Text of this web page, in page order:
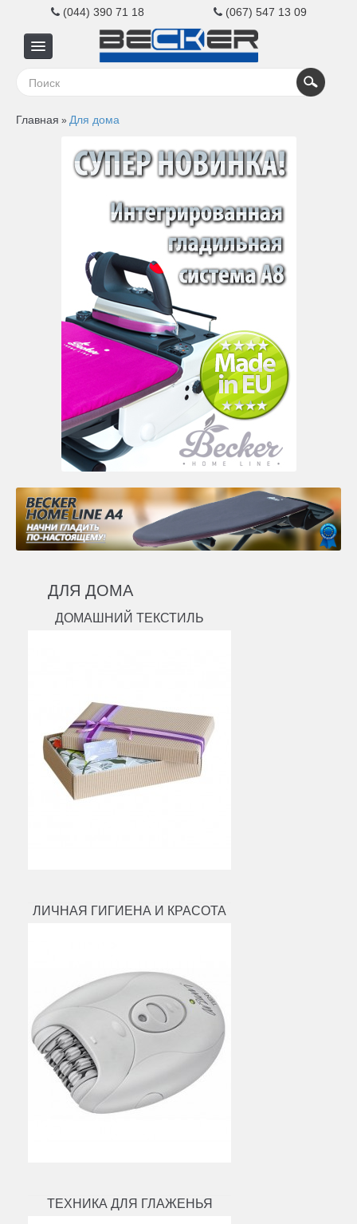
(044) 390 71 18 (067) 547 13 09
бизнеса
Контакты
Главная » Для дома
ДЛЯ ДОМА
ДОМАШНИЙ ТЕКСТИЛЬ
ЛИЧНАЯ ГИГИЕНА И КРАСОТА
ТЕХНИКА ДЛЯ ГЛАЖЕНЬЯ